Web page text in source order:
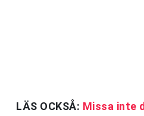
LÄS OCKSÅ: Missa inte